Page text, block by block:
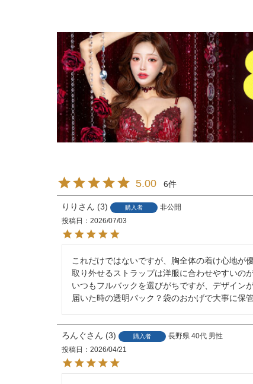
5.00 6
りり 3 購入者
非公開
投稿日
2026/07/03
これだけではないですが、胸全体の着け心地が
取り外せるストラップは洋服に合わせやすいの
いつもフルバックを選びがちですが、デザイン
届いた時の透明パック？袋のおかげで大事に保
ろんぐ 3 購入者 長野県 40代 男性
投稿日
2026/04/21